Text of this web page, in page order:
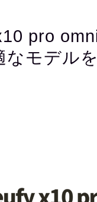
pro
なモデル